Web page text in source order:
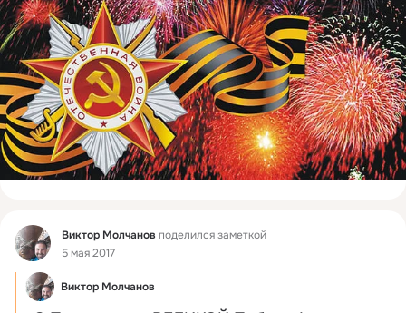
Фид Виктор Молчанов поделился заметкой
5 мая 2017
Виктор Молчанов